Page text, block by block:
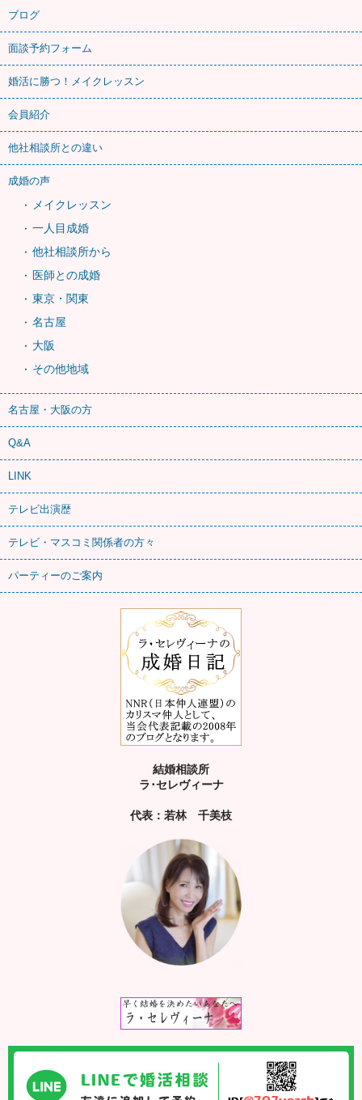
ブログ
面談予約フォーム
婚活に勝つ！メイクレッスン
会員紹介
他社相談所との違い
成婚の声
メイクレッスン
一人目成婚
他社相談所から
医師との成婚
東京・関東
名古屋
大阪
その他地域
名古屋・大阪の方
Q&A
LINK
テレビ出演歴
テレビ・マスコミ関係者の方々
パーティーのご案内
結婚相談所
ラ･セレヴィーナ
代表：若林 千美枝